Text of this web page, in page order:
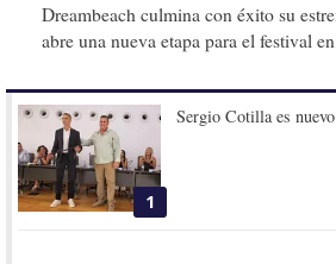
Dreambeach culmina con éxito su
abre una nueva etapa para el festival
1
Sergio Cotilla es